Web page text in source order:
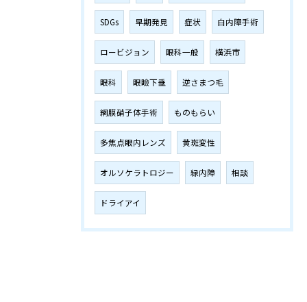
SDGs 早期発見 症状 白内障手術
ロービジョン 眼科一般 横浜市
眼科 眼瞼下垂 逆さまつ毛
網膜硝子体手術 ものもらい
多焦点眼内レンズ 黄斑変性
オルソケラトロジー 緑内障 相談
ドライアイ